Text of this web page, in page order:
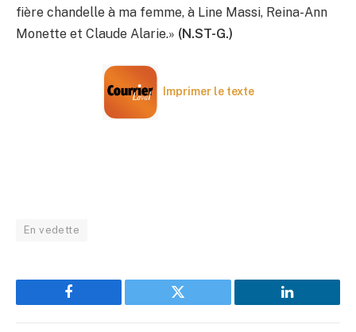
fière chandelle à ma femme, à Line Massi, Reina-Ann
Monette et Claude Alarie.» (N.ST-G.)
Imprimer le texte
En vedette
Facebook Twitter LinkedIn